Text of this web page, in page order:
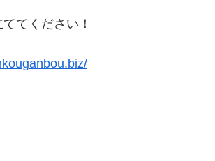
てください！